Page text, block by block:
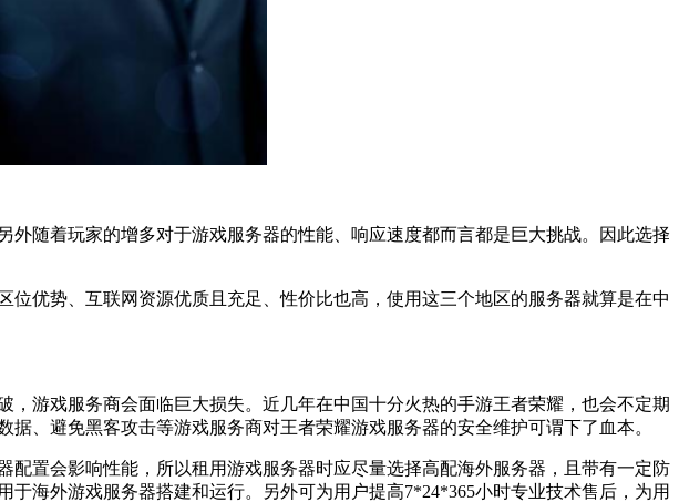
随着玩家的增多对于游戏服务器的性能、响应速度都而言都是巨大挑战。因此选择
优势、互联网资源优质且充足、性价比也高，使用这三个地区的服务器就算是在中
游戏服务商会面临巨大损失。近几年在中国十分火热的手游王者荣耀，也会不定期
、避免黑客攻击等游戏服务商对王者荣耀游戏服务器的安全维护可谓下了血本。
置会影响性能，所以租用游戏服务器时应尽量选择高配海外服务器，且带有一定防
海外游戏服务器搭建和运行。另外可为用户提高7*24*365小时专业技术售后，为用